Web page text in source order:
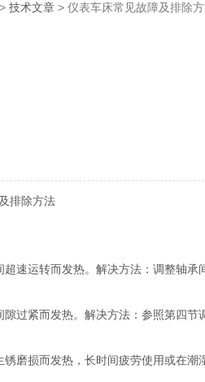
>技术文章 > 仪表车床常见故障及排除
排除方法
运转而发热。解决方法：调整轴承
紧而发热。解决方法：参照第四节
损而发热，长时间疲劳使用或在潮